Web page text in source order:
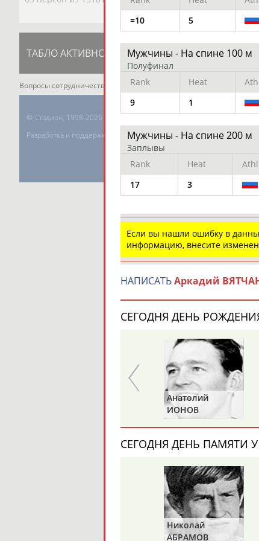
ТАБЛО АКТИВНОСТИ ЦЕЛИ ПРОЕКТА
Вопросы сотрудничества и совместной деятельности
© Стадион, 1998-2026
Разработка и поддержка ООО НАИТ «Стадион»
=10
5
Мужчины - На спине 100 м
Полуфинал
Rank
Heat
9
1
Мужчины - На спине 200 м
Заплывы
Rank
Heat
17
3
Если вы нашли ошибку в
информацию, внесите
НАПИСАТЬАркадий
СЕГОДНЯ ДЕНЬ
Анатолий
ИОНОВ
СЕГОДНЯ ДЕНЬ ПАМЯТИ
Николай
АБРАМОВ